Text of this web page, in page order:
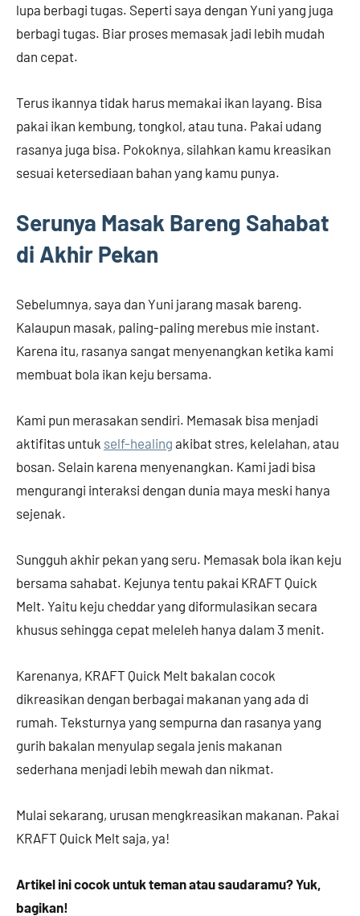
lupa berbagi tugas. Seperti saya dengan Yuni yang juga
berbagi tugas. Biar proses memasak jadi lebih mudah
dan cepat.
Terus ikannya tidak harus memakai ikan layang. Bisa
pakai ikan kembung, tongkol, atau tuna. Pakai udang
rasanya juga bisa. Pokoknya, silahkan kamu kreasikan
sesuai ketersediaan bahan yang kamu punya.
Serunya Masak Bareng Sahabat
di Akhir Pekan
Sebelumnya, saya dan Yuni jarang masak bareng.
Kalaupun masak, paling-paling merebus mie instant.
Karena itu, rasanya sangat menyenangkan ketika kami
membuat bola ikan keju bersama.
Kami pun merasakan sendiri. Memasak bisa menjadi
aktifitas untuk self-healing akibat stres, kelelahan, atau
bosan. Selain karena menyenangkan. Kami jadi bisa
mengurangi interaksi dengan dunia maya meski hanya
sejenak.
Sungguh akhir pekan yang seru. Memasak bola ikan keju
bersama sahabat. Kejunya tentu pakai KRAFT Quick
Melt. Yaitu keju cheddar yang diformulasikan secara
khusus sehingga cepat meleleh hanya dalam 3 menit.
Karenanya, KRAFT Quick Melt bakalan cocok
dikreasikan dengan berbagai makanan yang ada di
rumah. Teksturnya yang sempurna dan rasanya yang
gurih bakalan menyulap segala jenis makanan
sederhana menjadi lebih mewah dan nikmat.
Mulai sekarang, urusan mengkreasikan makanan. Pakai
KRAFT Quick Melt saja, ya!
Artikel ini cocok untuk teman atau saudaramu? Yuk,
bagikan!